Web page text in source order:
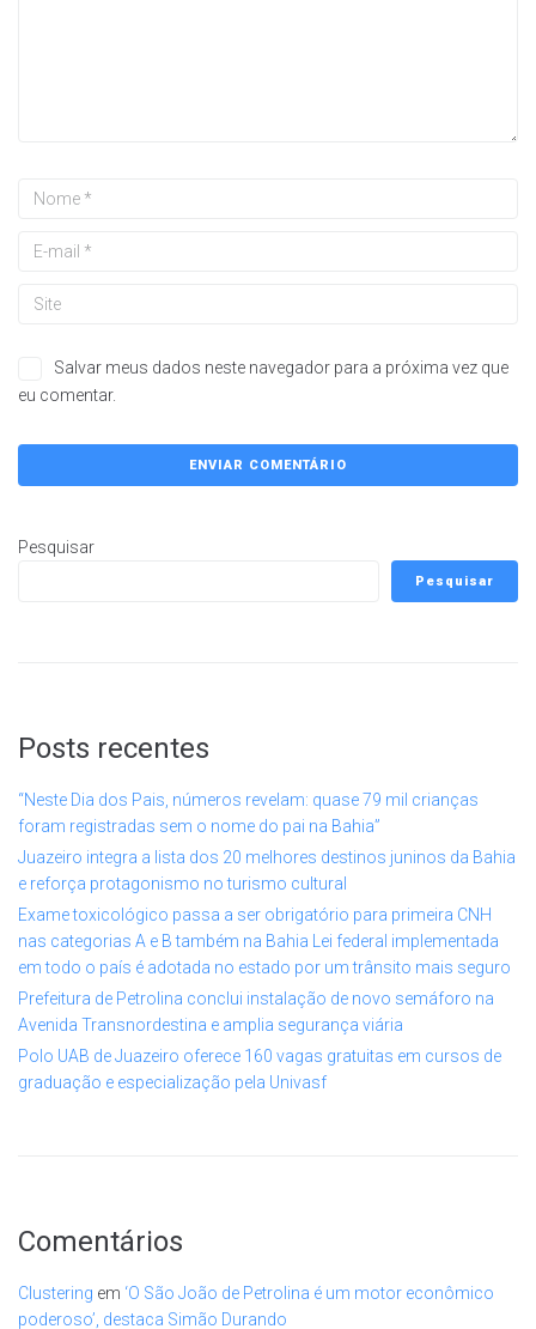
Salvar meus dados neste navegador para a próxima vez que
eu comentar.
Pesquisar
Pesquisar
Posts recentes
“Neste Dia dos Pais, números revelam: quase 79 mil crianças
foram registradas sem o nome do pai na Bahia”
Juazeiro integra a lista dos 20 melhores destinos juninos da Bahia
e reforça protagonismo no turismo cultural
Exame toxicológico passa a ser obrigatório para primeira CNH
nas categorias A e B também na Bahia Lei federal implementada
em todo o país é adotada no estado por um trânsito mais seguro
Prefeitura de Petrolina conclui instalação de novo semáforo na
Avenida Transnordestina e amplia segurança viária
Polo UAB de Juazeiro oferece 160 vagas gratuitas em cursos de
graduação e especialização pela Univasf
Comentários
Clustering em ‘O São João de Petrolina é um motor econômico
poderoso’, destaca Simão Durando